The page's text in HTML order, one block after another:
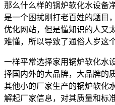
那么什么样的锅炉软化水设备
是一个困扰刚打老百姓的题目
优化网站，但是懂知识的人又
难懂，所以导致了通俗人岁这
一样平常选择家用锅炉软化水
择国内外的大品牌，大品牌的
其他小的厂家生产的锅炉软化
解起厂家信息，对其质量和标